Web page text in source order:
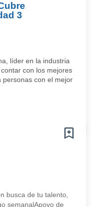
3
líder en la industria
con los mejores
con el mejor
busca de tu talento,
semanalApoyo de